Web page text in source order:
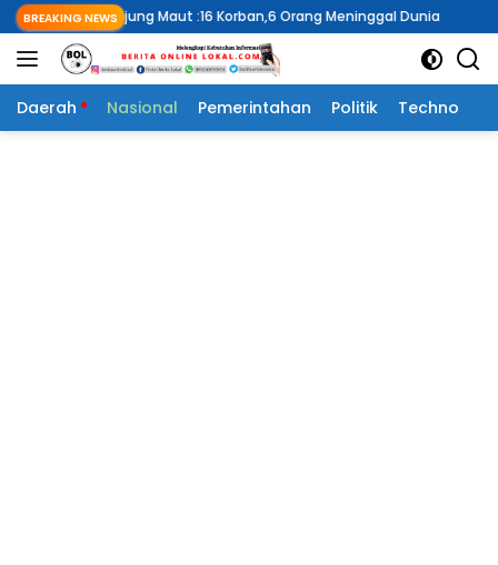
Langsung
ke
konten
BREAKING NEWS
Korban,6 Orang Meninggal Dunia AJANG DRAG RACE
Daerah Nasional Pemerintahan Politik Techno